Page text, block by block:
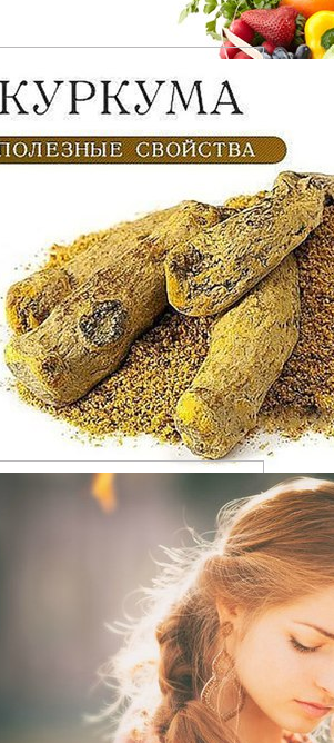
Лучшая косметика —
Правильное питание
Три рецепта отбеливания
зубов с куркумой